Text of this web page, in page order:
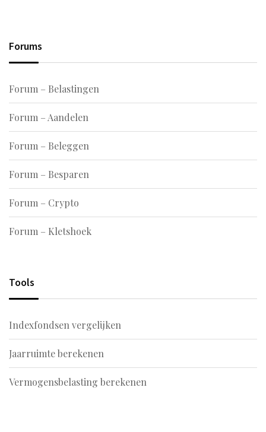
Forums
Forum – Belastingen
Forum – Aandelen
Forum – Beleggen
Forum – Besparen
Forum – Crypto
Forum – Kletshoek
Tools
Indexfondsen vergelijken
Jaarruimte berekenen
Vermogensbelasting berekenen